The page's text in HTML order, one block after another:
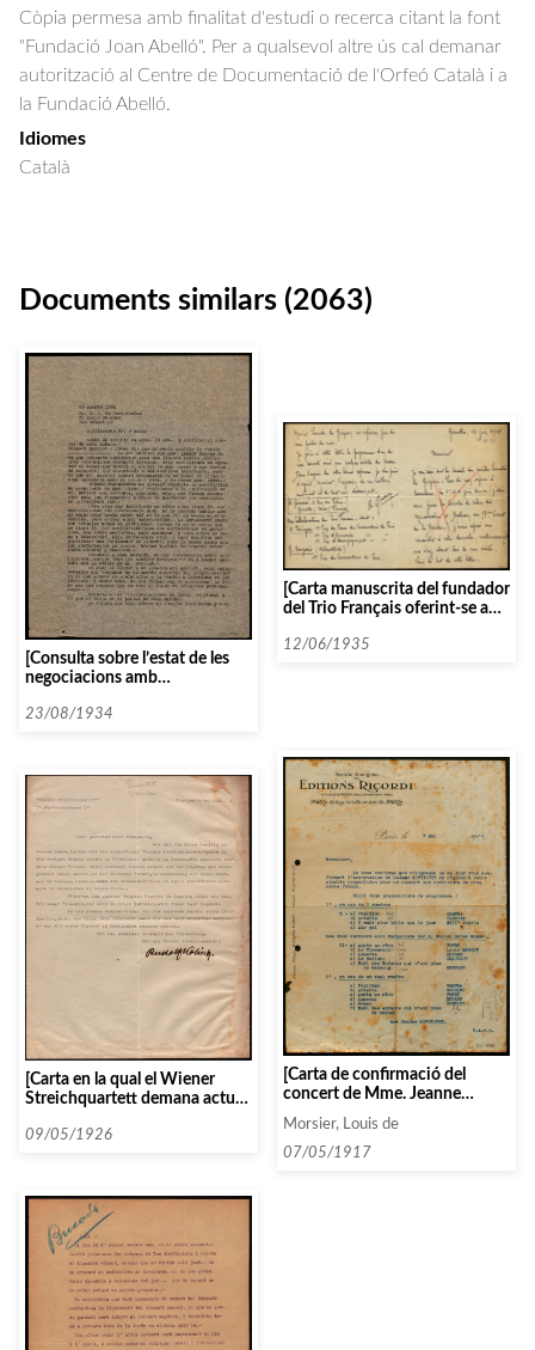
Còpia permesa amb finalitat d'estudi o recerca citant la font
"Fundació Joan Abelló". Per a qualsevol altre ús cal demanar
autorització al Centre de Documentació de l'Orfeó Català i a
la Fundació Abelló.
Idiomes
Català
Documents similars (2063)
[Consulta sobre l’estat de les
negociacions amb
23/08/1934
[Carta manuscrita del fundador
del Trio Français oferint-se a
musicals d’Espanya]
12/06/1935
[Carta en la qual el Wiener
Streichquartett demana actuar
temporada]
09/05/1926
[Carta de confirmació del
concert de Mme. Jeanne
Montjovet amb suggeriments
de repertori]
Morsier, Louis de
07/05/1917